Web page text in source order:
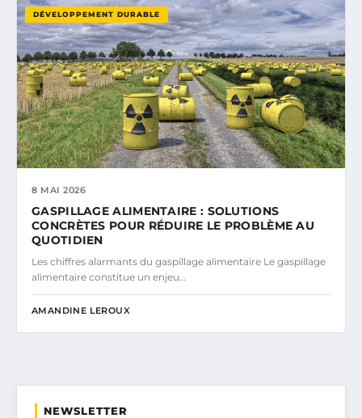
DÉVELOPPEMENT DURABLE
8 MAI 2026
GASPILLAGE ALIMENTAIRE : SOLUTIONS
CONCRÈTES POUR RÉDUIRE LE PROBLÈME AU
QUOTIDIEN
Les chiffres alarmants du gaspillage alimentaire Le gaspillage
alimentaire constitue un enjeu…
AMANDINE LEROUX
NEWSLETTER